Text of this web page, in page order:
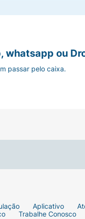
Aplicativo
Trabalhe Conosco
whatsapp ou
passar pelo caixa.